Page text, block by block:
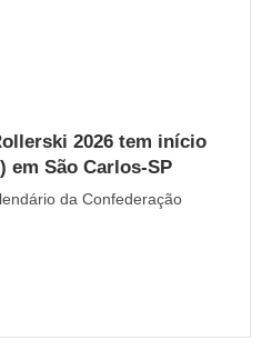
2026 tem início
em São Carlos-SP
da Confederação